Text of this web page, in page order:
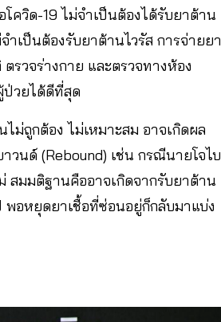
ควิด-19 ไม่จำเป็นต้องได้รับยาต้าน
เป็นต้องรับยาต้านไวรัส การจ่ายยา
รวจร่างกาย และตรวจทางห้อง
ป่วยได้ดีที่สุด
ม่ถูกต้อง ไม่เหมาะสม อาจเกิดผล
วนด์ (Rebound) เช่น กรณีนายโจไบ
สมมติฐานคืออาจเกิดจากรับยาต้าน
พอหยุดยาเชื้อที่ซ่อนอยู่ก็กลับมาแบ่ง